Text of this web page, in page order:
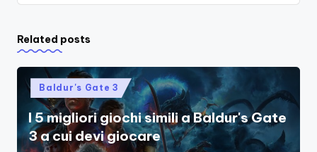
Related posts
Posted
in
Baldur's Gate 3
I 5 migliori giochi simili a Baldur's Gate
3 a cui devi giocare